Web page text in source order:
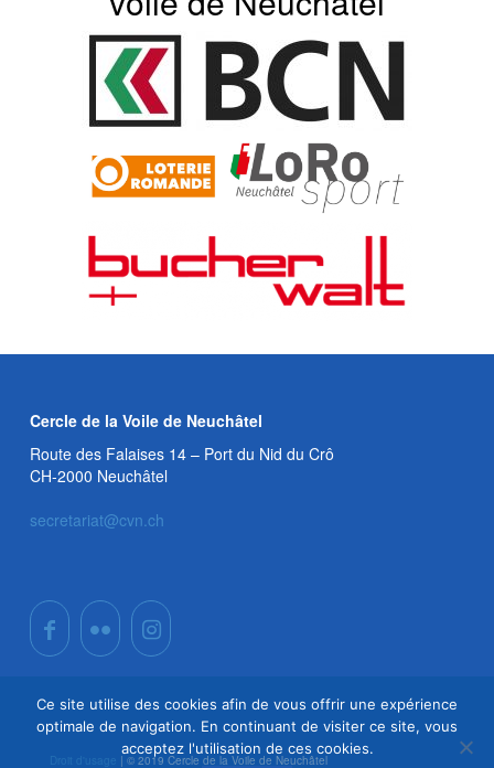
Cercle de la Voile de Neuchâtel
Route des Falaises 14 – Port du Nid du Crô
CH-2000 Neuchâtel
secretariat@cvn.ch
Droit d'usage | © 2019 Cercle de la Voile de Neuchâtel
Ce site utilise des cookies afin de vous offrir une expérience
optimale de navigation. En continuant de visiter ce site, vous
acceptez l'utilisation de ces cookies.